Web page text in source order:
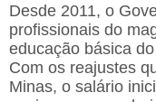
Desde 2011, o
profissionais do
educação básica
Com os reajustes
Minas, o salário